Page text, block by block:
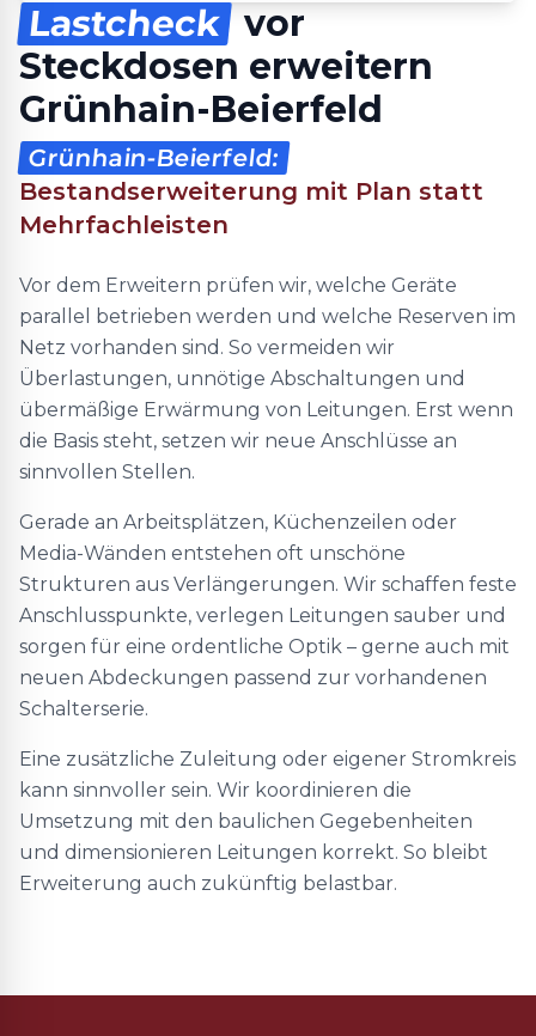
Lastcheck vor
Steckdosen erweitern
Grünhain-Beierfeld
Grünhain-Beierfeld:
Bestandserweiterung mit Plan statt
Mehrfachleisten
Vor dem Erweitern prüfen wir, welche Geräte
parallel betrieben werden und welche Reserven im
Netz vorhanden sind. So vermeiden wir
Überlastungen, unnötige Abschaltungen und
übermäßige Erwärmung von Leitungen. Erst wenn
die Basis steht, setzen wir neue Anschlüsse an
sinnvollen Stellen.
Gerade an Arbeitsplätzen, Küchenzeilen oder
Media-Wänden entstehen oft unschöne
Strukturen aus Verlängerungen. Wir schaffen feste
Anschlusspunkte, verlegen Leitungen sauber und
sorgen für eine ordentliche Optik – gerne auch mit
neuen Abdeckungen passend zur vorhandenen
Schalterserie.
Eine zusätzliche Zuleitung oder eigener Stromkreis
kann sinnvoller sein. Wir koordinieren die
Umsetzung mit den baulichen Gegebenheiten
und dimensionieren Leitungen korrekt. So bleibt
Erweiterung auch zukünftig belastbar.